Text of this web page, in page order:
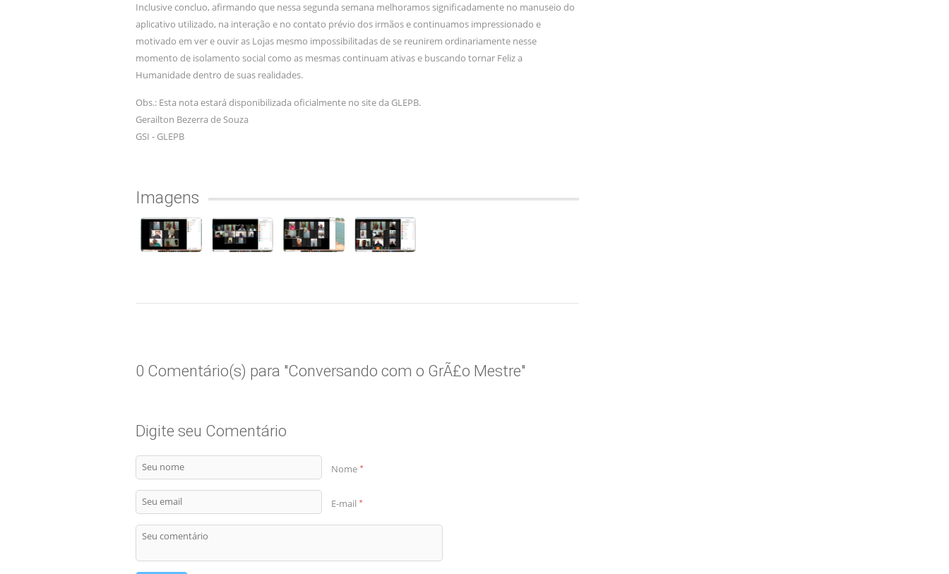
Inclusive concluo, afirmando que nessa segunda semana melhoramos significadamente no manuseio do
aplicativo utilizado, na interação e no contato prévio dos irmãos e continuamos impressionado e
motivado em ver e ouvir as Lojas mesmo impossibilitadas de se reunirem ordinariamente nesse
momento de isolamento social como as mesmas continuam ativas e buscando tornar Feliz a
Humanidade dentro de suas realidades.
Obs.: Esta nota estará disponibilizada oficialmente no site da GLEPB.
Gerailton Bezerra de Souza
GSI - GLEPB
Imagens
0 Comentário(s) para "Conversando com o GrÃ£o Mestre"
Digite seu Comentário
Nome *
E-mail *